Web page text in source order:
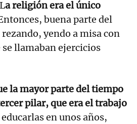
a religión era el único
buena parte del
yendo a misa con
llamaban ejercicios
la mayor parte del tiempo
pilar, que era el trabajo
en unos años,